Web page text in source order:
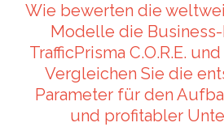
Wie bewerten die
Modelle die
TrafficPrisma C.O.R.E.
Vergleichen Sie die
Parameter für den
und profitabler